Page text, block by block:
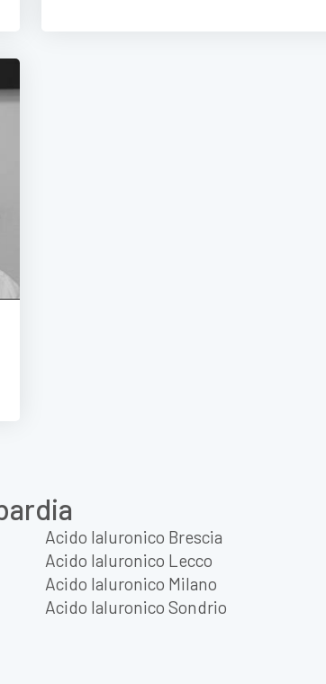
Acido Ialuronico Brescia
Acido Ialuronico Lecco
Acido Ialuronico Milano
Acido Ialuronico Sondrio